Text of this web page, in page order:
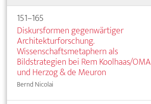
151–165
Diskursformen gegenwärtiger
Architekturforschung.
Wissenschaftsmetaphern als
Bildstrategien bei Rem Koolhaas/OMA
und Herzog & de Meuron
Bernd Nicolai